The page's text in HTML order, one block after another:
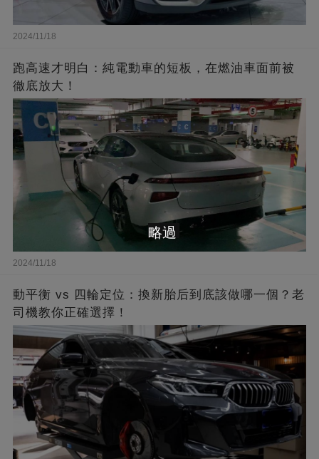
2024/11/18
跑高速才明白：純電動車的短板，在燃油車面前被
徹底放大！
2024/11/18
動平衡 vs 四輪定位：換新胎后到底該做哪一個？老
司機教你正確選擇！
略過